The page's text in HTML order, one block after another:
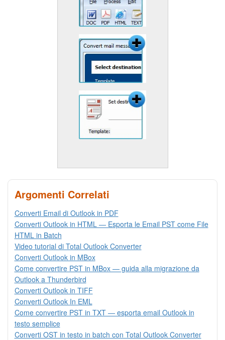
Argomenti Correlati
Converti Email di Outlook in PDF
Converti Outlook in HTML — Esporta le Email PST come File
HTML in Batch
Video tutorial di Total Outlook Converter
Converti Outlook in MBox
Come convertire PST in MBox — guida alla migrazione da
Outlook a Thunderbird
Converti Outlook in TIFF
Converti Outlook In EML
Come convertire PST in TXT — esporta email Outlook in
testo semplice
Converti OST in testo in batch con Total Outlook Converter